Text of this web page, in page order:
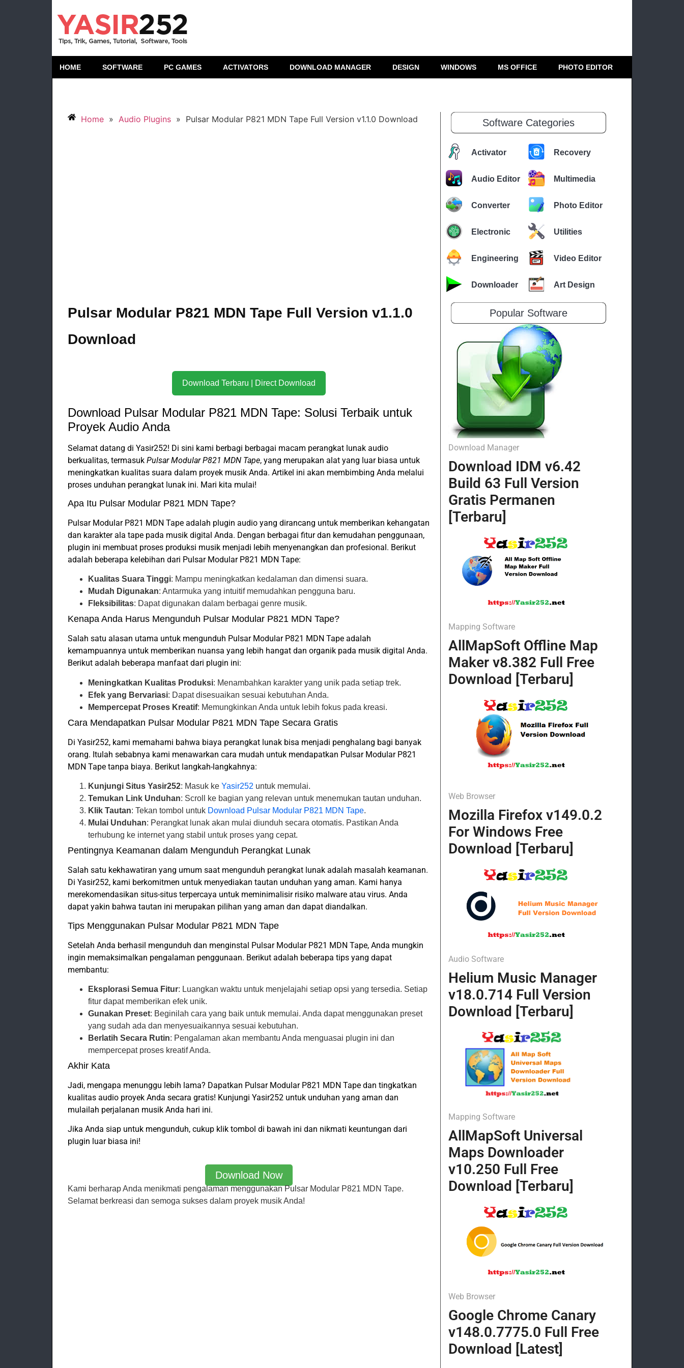
HOME SOFTWARE PC GAMES ACTIVATORS DOWNLOAD MANAGER DESIGN WINDOWS MS OFFICE PHOTO EDITOR
Home » Audio Plugins » Pulsar Modular P821 MDN Tape Full Version v1.1.0 Download
Pulsar Modular P821 MDN Tape Full Version v1.1.0
Download
Download Terbaru | Direct Download
Download Pulsar Modular P821 MDN Tape: Solusi Terbaik untuk
Proyek Audio Anda
Selamat datang di Yasir252! Di sini kami berbagi berbagai macam perangkat lunak audio
berkualitas, termasuk Pulsar Modular P821 MDN Tape, yang merupakan alat yang luar biasa untuk
meningkatkan kualitas suara dalam proyek musik Anda. Artikel ini akan membimbing Anda melalui
proses unduhan perangkat lunak ini. Mari kita mulai!
Apa Itu Pulsar Modular P821 MDN Tape?
Pulsar Modular P821 MDN Tape adalah plugin audio yang dirancang untuk memberikan kehangatan
dan karakter ala tape pada musik digital Anda. Dengan berbagai fitur dan kemudahan penggunaan,
plugin ini membuat proses produksi musik menjadi lebih menyenangkan dan profesional. Berikut
adalah beberapa kelebihan dari Pulsar Modular P821 MDN Tape:
Kualitas Suara Tinggi: Mampu meningkatkan kedalaman dan dimensi suara.
Mudah Digunakan: Antarmuka yang intuitif memudahkan pengguna baru.
Fleksibilitas: Dapat digunakan dalam berbagai genre musik.
Kenapa Anda Harus Mengunduh Pulsar Modular P821 MDN Tape?
Salah satu alasan utama untuk mengunduh Pulsar Modular P821 MDN Tape adalah
kemampuannya untuk memberikan nuansa yang lebih hangat dan organik pada musik digital Anda.
Berikut adalah beberapa manfaat dari plugin ini:
Meningkatkan Kualitas Produksi: Menambahkan karakter yang unik pada setiap trek.
Efek yang Bervariasi: Dapat disesuaikan sesuai kebutuhan Anda.
Mempercepat Proses Kreatif: Memungkinkan Anda untuk lebih fokus pada kreasi.
Cara Mendapatkan Pulsar Modular P821 MDN Tape Secara Gratis
Di Yasir252, kami memahami bahwa biaya perangkat lunak bisa menjadi penghalang bagi banyak
orang. Itulah sebabnya kami menawarkan cara mudah untuk mendapatkan Pulsar Modular P821
MDN Tape tanpa biaya. Berikut langkah-langkahnya:
Kunjungi Situs Yasir252: Masuk ke Yasir252 untuk memulai.
Temukan Link Unduhan: Scroll ke bagian yang relevan untuk menemukan tautan unduhan.
Klik Tautan: Tekan tombol untuk Download Pulsar Modular P821 MDN Tape.
Mulai Unduhan: Perangkat lunak akan mulai diunduh secara otomatis. Pastikan Anda
terhubung ke internet yang stabil untuk proses yang cepat.
Pentingnya Keamanan dalam Mengunduh Perangkat Lunak
Salah satu kekhawatiran yang umum saat mengunduh perangkat lunak adalah masalah keamanan.
Di Yasir252, kami berkomitmen untuk menyediakan tautan unduhan yang aman. Kami hanya
merekomendasikan situs-situs terpercaya untuk meminimalisir risiko malware atau virus. Anda
dapat yakin bahwa tautan ini merupakan pilihan yang aman dan dapat diandalkan.
Tips Menggunakan Pulsar Modular P821 MDN Tape
Setelah Anda berhasil mengunduh dan menginstal Pulsar Modular P821 MDN Tape, Anda mungkin
ingin memaksimalkan pengalaman penggunaan. Berikut adalah beberapa tips yang dapat
membantu:
Eksplorasi Semua Fitur: Luangkan waktu untuk menjelajahi setiap opsi yang tersedia. Setiap
fitur dapat memberikan efek unik.
Gunakan Preset: Beginilah cara yang baik untuk memulai. Anda dapat menggunakan preset
yang sudah ada dan menyesuaikannya sesuai kebutuhan.
Berlatih Secara Rutin: Pengalaman akan membantu Anda menguasai plugin ini dan
mempercepat proses kreatif Anda.
Akhir Kata
Jadi, mengapa menunggu lebih lama? Dapatkan Pulsar Modular P821 MDN Tape dan tingkatkan
kualitas audio proyek Anda secara gratis! Kunjungi Yasir252 untuk unduhan yang aman dan
mulailah perjalanan musik Anda hari ini.
Jika Anda siap untuk mengunduh, cukup klik tombol di bawah ini dan nikmati keuntungan dari
plugin luar biasa ini!
Download Now
Kami berharap Anda menikmati pengalaman menggunakan Pulsar Modular P821 MDN Tape.
Selamat berkreasi dan semoga sukses dalam proyek musik Anda!
Software Categories
Activator Recovery
Audio Editor Multimedia
Converter Photo Editor
Electronic Utilities
Engineering Video Editor
Downloader Art Design
Popular Software
Download Manager
Download IDM v6.42
Build 63 Full Version
Gratis Permanen
[Terbaru]
Mapping Software
AllMapSoft Offline Map
Maker v8.382 Full Free
Download [Terbaru]
Web Browser
Mozilla Firefox v149.0.2
For Windows Free
Download [Terbaru]
Audio Software
Helium Music Manager
v18.0.714 Full Version
Download [Terbaru]
Mapping Software
AllMapSoft Universal
Maps Downloader
v10.250 Full Free
Download [Terbaru]
Web Browser
Google Chrome Canary
v148.0.7775.0 Full Free
Download [Latest]